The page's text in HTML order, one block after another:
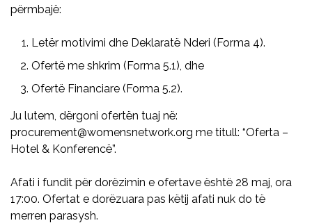
përmbajë:
Letër motivimi dhe Deklaratë Nderi (Forma 4).
Ofertë me shkrim (Forma 5.1), dhe
Ofertë Financiare (Forma 5.2).
Ju lutem, dërgoni ofertën tuaj në:
procurement@womensnetwork.org me titull: “Oferta –
Hotel & Konferencë”.
Afati i fundit për dorëzimin e ofertave është 28 maj, ora
17:00. Ofertat e dorëzuara pas këtij afati nuk do të
merren parasysh.